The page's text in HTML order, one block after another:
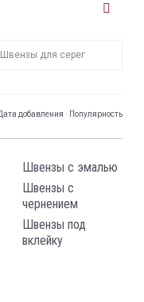
Швензы для серег
добавления · Популярность
Швензы с эмалью
Швензы с
чернением
Швензы под
вклейку